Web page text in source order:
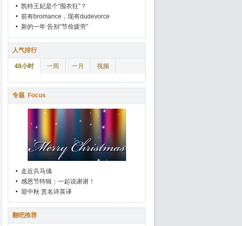
凯特王妃是个“囤衣狂”？
前有bromance，现有dudevorce
新的一年 告别“节俭疲劳”
人气排行
48小时 一周 一月 视频
专题 Focus
走近兵马俑
感恩节特辑：一起说谢谢！
迎中秋 赏名诗英译
翻吧推荐